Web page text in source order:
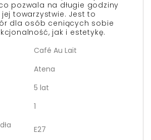
pozwala na długie godziny
towarzystwie. Jest to
dla osób ceniących sobie
jak i estetykę.
Café Au Lait
Atena
5 lat
1
E27